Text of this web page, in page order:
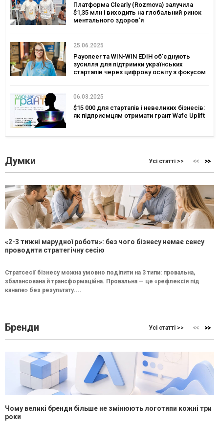
Платформа Clearly (Rozmova) залучила
$1,35 млн і виходить на глобальний ринок
ментального здоровʼя
25.06.2025
Payoneer та WIN-WIN EDIH об’єднують
зусилля для підтримки українських
стартапів через цифрову освіту з фокусом
06.03.2025
$15 000 для стартапів і невеликих бізнесів:
як підприємцям отримати грант Wafe Uplift
Думки Усі статті >>
«2-3 тижні марудної роботи»: без чого бізнесу немає сенсу
проводити стратегічну сесію
Стратсесії бізнесу можна умовно поділити на 3 типи: провальна,
збалансована й трансформаційна. Провальна — це «рефлексія під
канапе» без результату....
Бренди Усі статті >>
Чому великі бренди більше не змінюють логотипи кожні три
роки